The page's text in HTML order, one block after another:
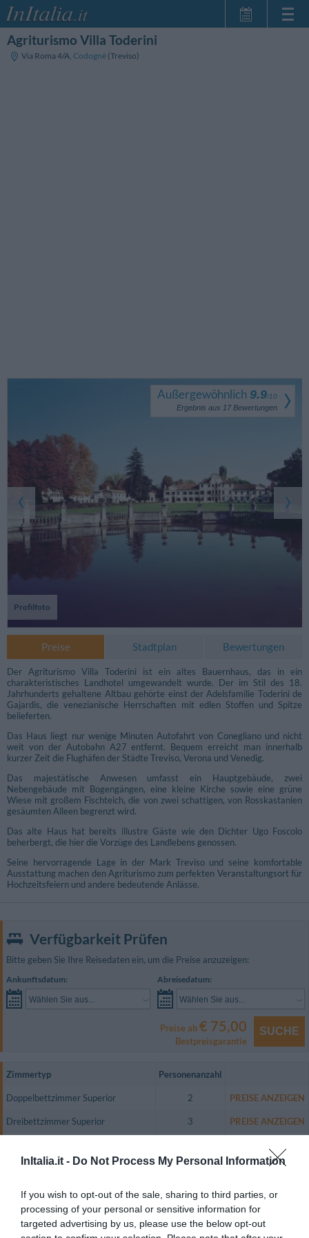
InItalia.it - Do Not Process My Personal Information
If you wish to opt-out of the sale, sharing to third parties, or
processing of your personal or sensitive information for
targeted advertising by us, please use the below opt-out
Agriturismo Villa Toderini
Via Roma 4/A, Codognè (Treviso)
Profilfoto
Andere Fotos
Außergewöhnlich 9.9/10
Ergebnis aus 17 Bewertungen
Preise Stadtplan Bewertungen
Der Agriturismo Villa Toderini ist ein altes Bauernhaus, das in ein
charakteristisches Landhotel umgewandelt wurde. Der im Stil des 18.
Jahrhunderts gehaltene Altbau gehörte einst der Adelsfamilie Toderini de
Gajardis, die venezianische Herrschaften mit edlen Stoffen und Spitze
belieferten.
Das Haus liegt nur wenige Minuten Autofahrt von Conegliano und nicht
weit von der Autobahn A27 entfernt. Bequem erreicht man innerhalb
kurzer Zeit die Flughäfen der Städte Treviso, Verona und Venedig.
Das majestätische Anwesen umfasst ein Hauptgebäude, zwei
Nebengebäude mit Bogengängen, eine kleine Kirche sowie eine grüne
Wiese mit großem Fischteich, die von zwei schattigen, von Rosskastanien
gesäumten Alleen begrenzt wird.
Das alte Haus hat bereits illustre Gäste wie den Dichter Ugo Foscolo
beherbergt, die hier die Vorzüge des Landlebens genossen.
Seine hervorragende Lage in der Mark Treviso und seine komfortable
Ausstattung machen den Agriturismo zum perfekten Veranstaltungsort für
Hochzeitsfeiern und andere bedeutende Anlässe.
Verfügbarkeit Prüfen
Bitte geben Sie Ihre Reisedaten ein, um die Preise anzuzeigen:
Ankunftsdatum:
Wählen Sie aus...
Abreisedatum:
Wählen Sie aus...
Preise ab€ 75,00
Bestpreisgarantie
SUCHE
Zimmertyp Personenanzahl
Doppelbettzimmer Superior 2 PREISE ANZEIGEN
Dreibettzimmer Superior 3 PREISE ANZEIGEN
Nutzung als Einzelzimmer
PREISE ANZEIGEN
Nutzung als Einzelzimmer
PREISE ANZEIGEN
Doppelbettzimmer Deluxe 2 PREISE ANZEIGEN